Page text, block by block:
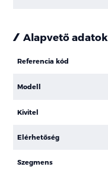
Alapvető adatok
Referencia kód
Modell
Kivitel
Elérhetőség
Szegmens